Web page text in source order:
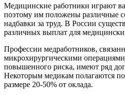
Медицинские работники играют
поэтому им положены различные
надбавки за труд. В России
различных выплат для
Профессии медработников,
микрохирургическими
повышенного риска, имеют ряд
Некоторым медикам полагаются
размере 20-50% от оклада.